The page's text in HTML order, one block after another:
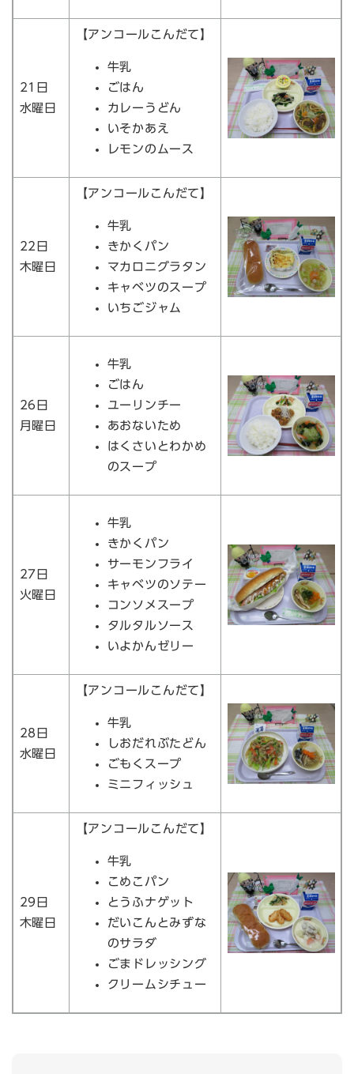
21日
水曜日
【アンコールこんだて】
牛乳
ごはん
カレーうどん
いそかあえ
レモンのムース
22日
木曜日
【アンコールこんだて】
牛乳
きかくパン
マカロニグラタン
キャベツのスープ
いちごジャム
26日
月曜日
牛乳
ごはん
ユーリンチー
あおないため
はくさいとわかめ
のスープ
27日
火曜日
牛乳
きかくパン
サーモンフライ
キャベツのソテー
コンソメスープ
タルタルソース
いよかんゼリー
28日
水曜日
【アンコールこんだて】
牛乳
しおだれぶたどん
ごもくスープ
ミニフィッシュ
29日
木曜日
【アンコールこんだて】
牛乳
こめこパン
とうふナゲット
だいこんとみずな
のサラダ
ごまドレッシング
クリームシチュー